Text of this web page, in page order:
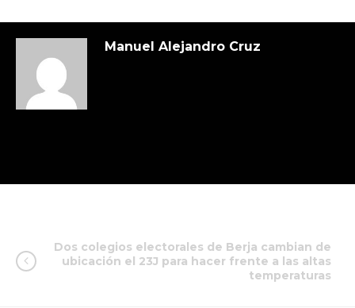
Manuel Alejandro Cruz
Dos colegios electorales de Berja cambian de
ubicación el 23J para hacer frente a las altas
temperaturas